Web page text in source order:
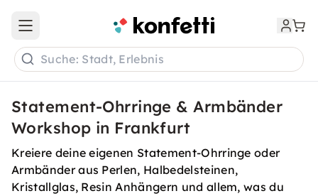
Open main menu
Suche: Stadt, Erlebnis
Statement-Ohrringe & Armbänder
Workshop in Frankfurt
Kreiere deine eigenen Statement-Ohrringe oder
Armbänder aus Perlen, Halbedelsteinen,
Kristallglas, Resin Anhängern und allem, was du